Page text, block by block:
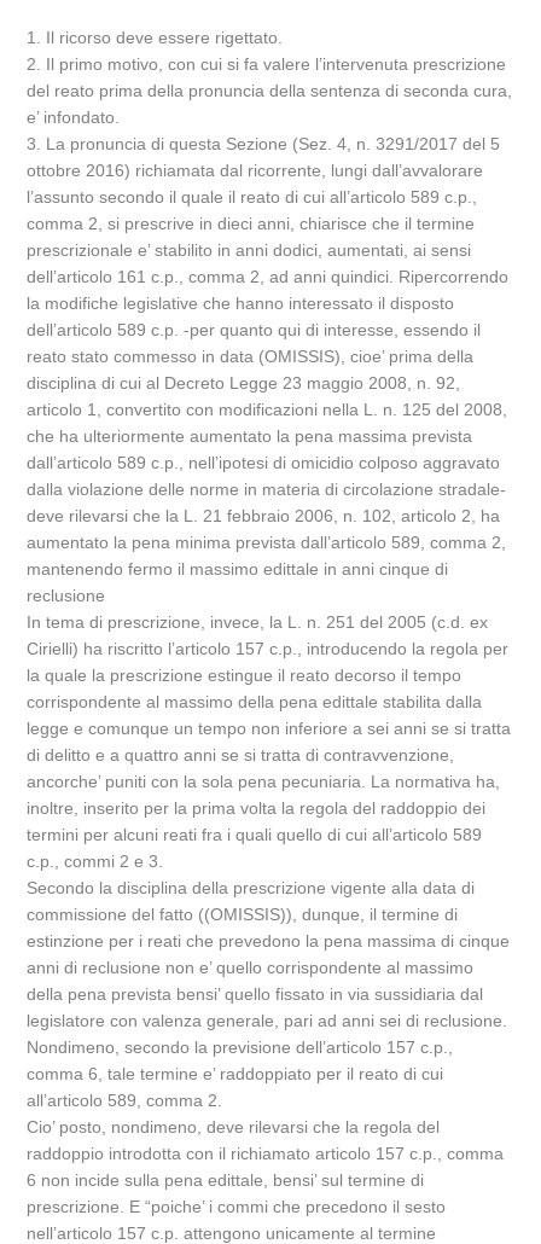
1. Il ricorso deve essere rigettato.
2. Il primo motivo, con cui si fa valere l’intervenuta prescrizione
del reato prima della pronuncia della sentenza di seconda cura,
e’ infondato.
3. La pronuncia di questa Sezione (Sez. 4, n. 3291/2017 del 5
ottobre 2016) richiamata dal ricorrente, lungi dall’avvalorare
l’assunto secondo il quale il reato di cui all’articolo 589 c.p.,
comma 2, si prescrive in dieci anni, chiarisce che il termine
prescrizionale e’ stabilito in anni dodici, aumentati, ai sensi
dell’articolo 161 c.p., comma 2, ad anni quindici. Ripercorrendo
la modifiche legislative che hanno interessato il disposto
dell’articolo 589 c.p. -per quanto qui di interesse, essendo il
reato stato commesso in data (OMISSIS), cioe’ prima della
disciplina di cui al Decreto Legge 23 maggio 2008, n. 92,
articolo 1, convertito con modificazioni nella L. n. 125 del 2008,
che ha ulteriormente aumentato la pena massima prevista
dall’articolo 589 c.p., nell’ipotesi di omicidio colposo aggravato
dalla violazione delle norme in materia di circolazione stradale-
deve rilevarsi che la L. 21 febbraio 2006, n. 102, articolo 2, ha
aumentato la pena minima prevista dall’articolo 589, comma 2,
mantenendo fermo il massimo edittale in anni cinque di
reclusione
In tema di prescrizione, invece, la L. n. 251 del 2005 (c.d. ex
Cirielli) ha riscritto l’articolo 157 c.p., introducendo la regola per
la quale la prescrizione estingue il reato decorso il tempo
corrispondente al massimo della pena edittale stabilita dalla
legge e comunque un tempo non inferiore a sei anni se si tratta
di delitto e a quattro anni se si tratta di contravvenzione,
ancorche’ puniti con la sola pena pecuniaria. La normativa ha,
inoltre, inserito per la prima volta la regola del raddoppio dei
termini per alcuni reati fra i quali quello di cui all’articolo 589
c.p., commi 2 e 3.
Secondo la disciplina della prescrizione vigente alla data di
commissione del fatto ((OMISSIS)), dunque, il termine di
estinzione per i reati che prevedono la pena massima di cinque
anni di reclusione non e’ quello corrispondente al massimo
della pena prevista bensi’ quello fissato in via sussidiaria dal
legislatore con valenza generale, pari ad anni sei di reclusione.
Nondimeno, secondo la previsione dell’articolo 157 c.p.,
comma 6, tale termine e’ raddoppiato per il reato di cui
all’articolo 589, comma 2.
Cio’ posto, nondimeno, deve rilevarsi che la regola del
raddoppio introdotta con il richiamato articolo 157 c.p., comma
6 non incide sulla pena edittale, bensi’ sul termine di
prescrizione. E “poiche’ i commi che precedono il sesto
nell’articolo 157 c.p. attengono unicamente al termine